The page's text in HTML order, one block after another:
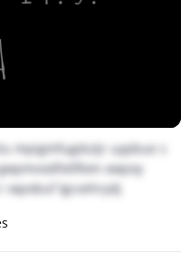
mpigmfugdutjr uypbue s
xwpoy
wpobuf lgcvehrydj